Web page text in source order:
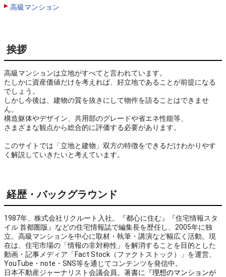
高級マンション
挨拶
高級マンションは立地がすべてと言われています。
たしかに資産価値だけを考えれば、好立地であることが前提になる
でしょう。
しかし今後は、建物の質を抜きにして物件を語ることはできませ
ん。
構造躯体やデザイン、共用部のグレードや省エネ性能等、
さまざまな観点から総合的に評価する必要があります。
このサイトでは「立地と建物」双方の特徴をできるだけわかりやす
く解説していきたいと考えています。
経歴・バックグラウンド
1987年、株式会社リクルート入社。『都心に住む』『住宅情報スタ
イル 首都圏版』などの住宅情報誌で編集長を歴任し、2005年に独
立。高級マンションを中心に取材・執筆・講演など幅広く活動。現
在は、住宅市場の「情報の非対称性」を解消することを目的とした
動画・記事メディア「Fact Stock（ファクトストック）」を運営、
YouTube・note・SNS等を通じてコンテンツを発信中。
日本不動産ジャーナリスト会議会員。著書に
『理想のマンションが